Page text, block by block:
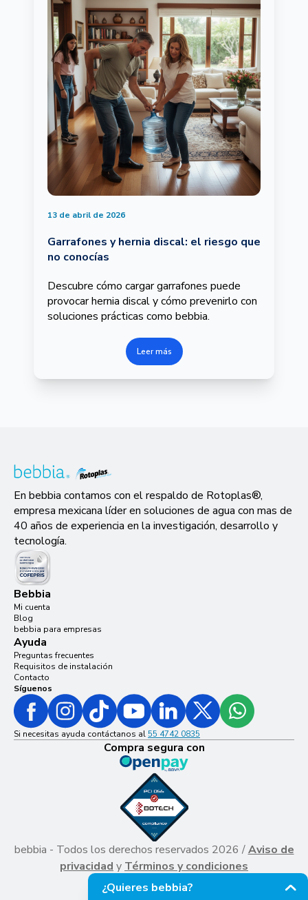
13 de abril de 2026
Garrafones y hernia discal: el riesgo que
no conocías
Descubre cómo cargar garrafones puede
provocar hernia discal y cómo prevenirlo con
soluciones prácticas como bebbia.
Leer más
En bebbia contamos con el respaldo de Rotoplas®,
empresa mexicana líder en soluciones de agua con mas de
40 años de experiencia en la investigación, desarrollo y
tecnología.
Bebbia
Mi cuenta
Blog
bebbia para empresas
Ayuda
Preguntas frecuentes
Requisitos de instalación
Contacto
Síguenos
Si necesitas ayuda contáctanos al 55 4742 0835
Compra segura con
bebbia - Todos los derechos reservados 2026 /Aviso de
privacidadyTérminos y condiciones
¿Quieres bebbia?